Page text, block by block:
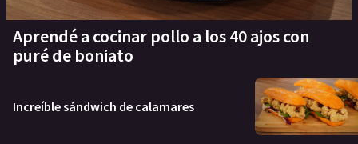
Aprendé a cocinar pollo a los 40 ajos con
puré de boniato
Increíble sándwich de calamares